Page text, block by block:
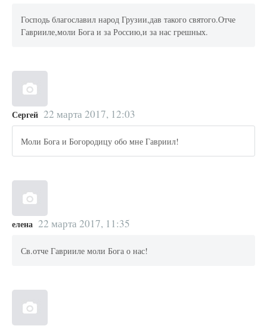
Господь благославил народ Грузии,дав такого святого.Отче
Гаврииле,моли Бога и за Россию,и за нас грешных.
Сергей 22 марта 2017, 12:03
Моли Бога и Богородицу обо мне Гавриил!
елена 22 марта 2017, 11:35
Св.отче Гаврииле моли Бога о нас!